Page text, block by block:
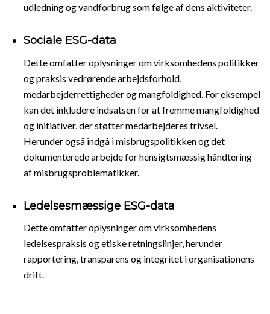
udledning og vandforbrug som følge af dens aktiviteter.
Sociale ESG-data
Dette omfatter oplysninger om virksomhedens politikker
og praksis vedrørende arbejdsforhold,
medarbejderrettigheder og mangfoldighed. For eksempel
kan det inkludere indsatsen for at fremme mangfoldighed
og initiativer, der støtter medarbejderes trivsel.
Herunder også indgå i misbrugspolitikken og det
dokumenterede arbejde for hensigtsmæssig håndtering
af misbrugsproblematikker.
Ledelsesmæssige ESG-data
Dette omfatter oplysninger om virksomhedens
ledelsespraksis og etiske retningslinjer, herunder
rapportering, transparens og integritet i organisationens
drift.